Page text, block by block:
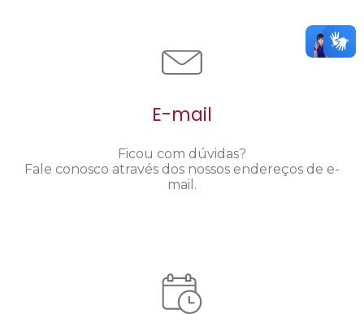
E-mail
Ficou com dúvidas?
Fale conosco através dos nossos endereços de e-
mail.